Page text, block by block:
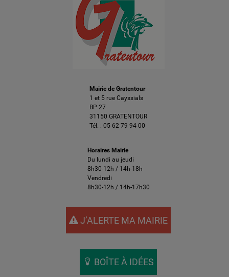
Mairie de Gratentour
1 et 5 rue Cayssials
BP 27
31150 GRATENTOUR
Tél. : 05 62 79 94 00
Horaires Mairie
Du lundi au jeudi
8h30-12h / 14h-18h
Vendredi
8h30-12h / 14h-17h30
J’ALERTE MA MAIRIE
BOÎTE À IDÉES